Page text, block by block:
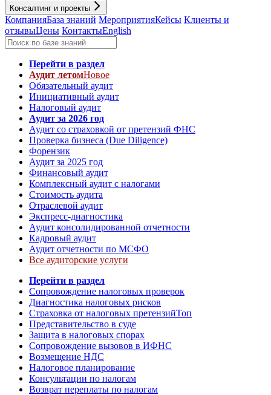
Консалтинг и проекты
КомпанияБаза знаний МероприятияКейсы Клиенты и
отзывыЦены КонтактыEnglish
Перейти в раздел
Аудит летомНовое
Обязательный аудит
Инициативный аудит
Налоговый аудит
Аудит за 2026 год
Аудит со страховкой от претензий ФНС
Проверка бизнеса (Due Diligence)
Форензик
Аудит за 2025 год
Финансовый аудит
Комплексный аудит с налогами
Стоимость аудита
Отраслевой аудит
Экспресс-диагностика
Аудит консолидированной отчетности
Кадровый аудит
Аудит отчетности по МСФО
Все аудиторские услуги
Перейти в раздел
Сопровождение налоговых проверок
Диагностика налоговых рисков
Страховка от налоговых претензийТоп
Представительство в суде
Защита в налоговых спорах
Сопровождение вызовов в ИФНС
Возмещение НДС
Налоговое планирование
Консультации по налогам
Возврат переплаты по налогам